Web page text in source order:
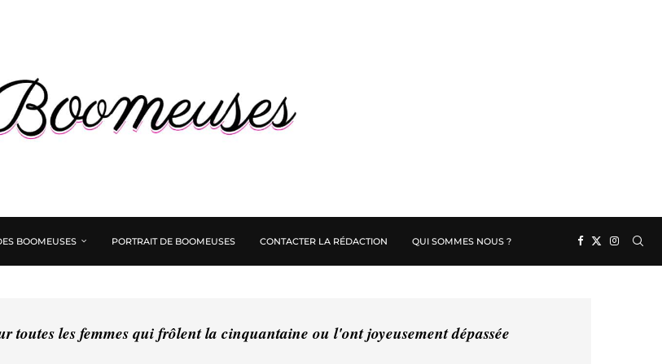
BOOMEUSES PORTRAIT DE BOOMEUSES CONTACTER LA RÉDACTION QUI SOMMES NOUS ?
toutes les femmes qui frôlent la cinquantaine ou l'ont joyeusement dépassée